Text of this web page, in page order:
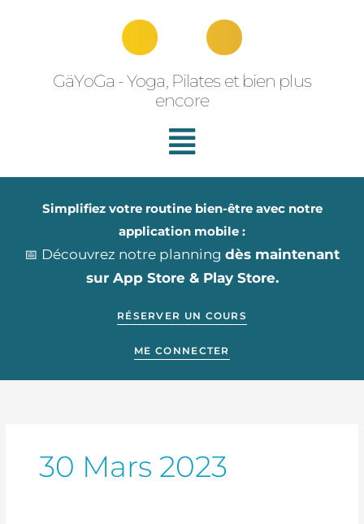
GäYoGa - Yoga, Pilates et bien plus
encore
Simplifiez votre routine bien-être avec notre
application mobile :
📅 Découvrez notre planning dès maintenant
sur App Store & Play Store.
RÉSERVER UN COURS
ME CONNECTER
30 Mars 2023